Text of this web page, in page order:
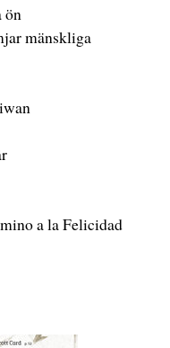
ön
mänskliga
a la Felicidad